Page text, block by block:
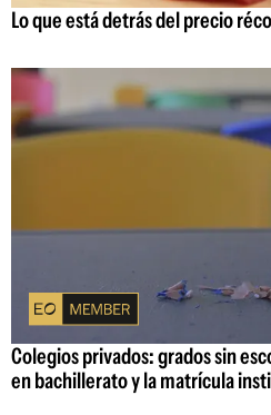
Lo que está detrás del precio
Colegios privados: grados sin
en bachillerato y la matrícula